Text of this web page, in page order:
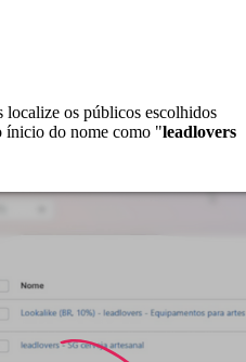
localize os públicos escolhidos
ínicio do nome como "leadlovers